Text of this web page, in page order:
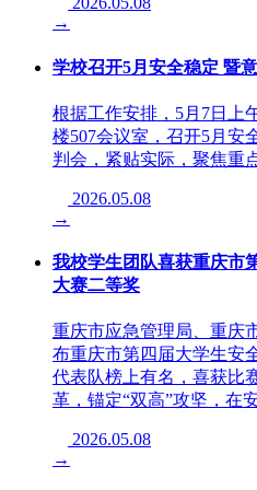
→
学校召开5月安全稳定 暨
根据工作安排，5月7日上
楼507会议室，召开5月安
判会，紧贴实际，聚焦重
2026.05.08
→
我校学生团队喜获重庆市
大赛二等奖
重庆市应急管理局、重庆
布重庆市第四届大学生安
代表队榜上有名，喜获比
革，锚定“双高”攻坚，在
2026.05.08
→